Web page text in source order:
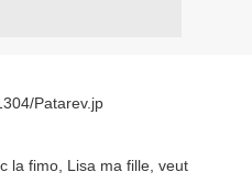
la fimo, Lisa ma fille, veut